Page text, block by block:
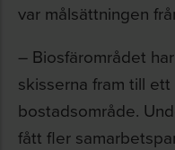
var målsättningen
– Biosfärområdet
skisserna fram till
bostadsområde.
fått fler